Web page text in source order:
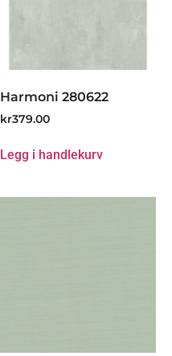
Harmoni 280622
kr379.00
Legg i handlekurv